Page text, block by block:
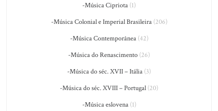
-Música Cipriota (1)
-Música Colonial e Imperial Brasileira(206)
-Música Contemporânea(42)
-Música do Renascimento (26)
-Música do séc. XVII – Itália (3)
-Música do séc. XVIII – Portugal (20)
-Música eslovena(1)